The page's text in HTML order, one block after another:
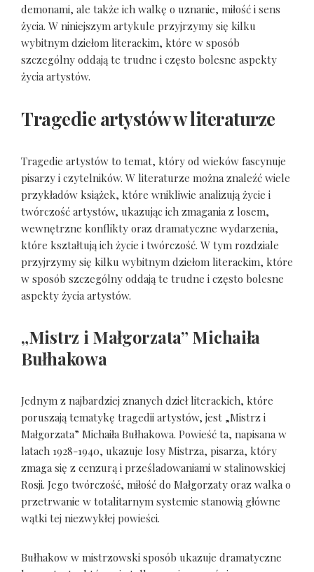
demonami, ale także ich walkę o uznanie, miłość i sens
życia. W niniejszym artykule przyjrzymy się kilku
wybitnym dziełom literackim, które w sposób
szczególny oddają te trudne i często bolesne aspekty
życia artystów.
Tragedie artystów w literaturze
Tragedie artystów to temat, który od wieków fascynuje
pisarzy i czytelników. W literaturze można znaleźć wiele
przykładów książek, które wnikliwie analizują życie i
twórczość artystów, ukazując ich zmagania z losem,
wewnętrzne konflikty oraz dramatyczne wydarzenia,
które kształtują ich życie i twórczość. W tym rozdziale
przyjrzymy się kilku wybitnym dziełom literackim, które
w sposób szczególny oddają te trudne i często bolesne
aspekty życia artystów.
„Mistrz i Małgorzata” Michaiła
Bułhakowa
Jednym z najbardziej znanych dzieł literackich, które
poruszają tematykę tragedii artystów, jest „Mistrz i
Małgorzata” Michaiła Bułhakowa. Powieść ta, napisana w
latach 1928-1940, ukazuje losy Mistrza, pisarza, który
zmaga się z cenzurą i prześladowaniami w stalinowskiej
Rosji. Jego twórczość, miłość do Małgorzaty oraz walka o
przetrwanie w totalitarnym systemie stanowią główne
wątki tej niezwykłej powieści.
Bułhakow w mistrzowski sposób ukazuje dramatyczne